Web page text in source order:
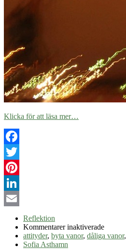
Klicka för att läsa mer…
Facebook
Twitter
Pinterest
LinkedIn
Reflektion
Kommentarer inaktiveradeför
När
attityder, byta vanor, dåliga vanor,
Sofia Asthamn